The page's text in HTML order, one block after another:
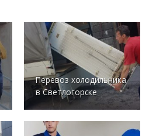
Перевоз холодильника
в Светлогорске